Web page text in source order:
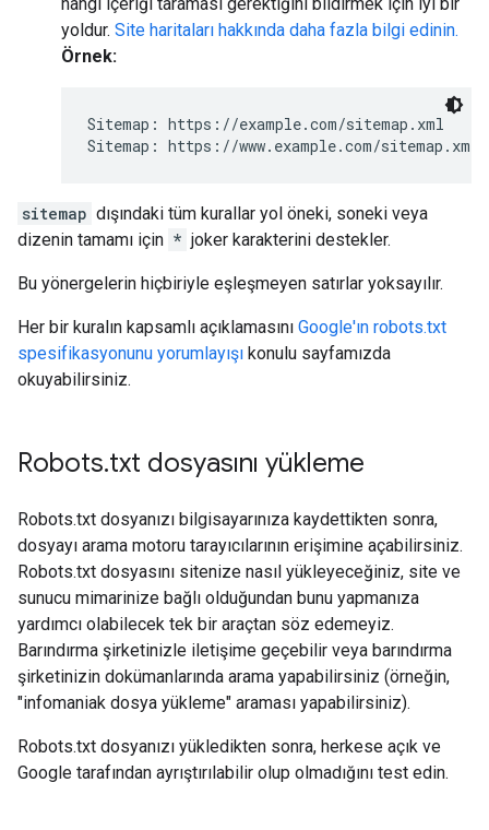
yoldur. Site haritaları hakkında daha fazla bilgi edinin.
Örnek:
Sitemap: https://example.com/sitemap.xml
Sitemap: https://www.example.com/sitemap.xml
sitemap dışındaki tüm kurallar yol öneki, soneki veya
dizenin tamamı için * joker karakterini destekler.
Bu yönergelerin hiçbiriyle eşleşmeyen satırlar yoksayılır.
Her bir kuralın kapsamlı açıklamasını Google'ın robots.txt
spesifikasyonunu yorumlayışı konulu sayfamızda
okuyabilirsiniz.
Robots.txt dosyasını yükleme
Robots.txt dosyanızı bilgisayarınıza kaydettikten sonra,
dosyayı arama motoru tarayıcılarının erişimine açabilirsiniz.
Robots.txt dosyasını sitenize nasıl yükleyeceğiniz, site ve
sunucu mimarinize bağlı olduğundan bunu yapmanıza
yardımcı olabilecek tek bir araçtan söz edemeyiz.
Barındırma şirketinizle iletişime geçebilir veya barındırma
şirketinizin dokümanlarında arama yapabilirsiniz (örneğin,
"infomaniak dosya yükleme" araması yapabilirsiniz).
Robots.txt dosyanızı yükledikten sonra, herkese açık ve
Google tarafından ayrıştırılabilir olup olmadığını test edin.